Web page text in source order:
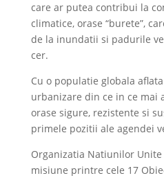
care ar putea contribui la
climatice, orase “burete”,
de la inundatii si padurile
cer.
Cu o populatie globala
urbanizare din ce in ce mai
orase sigure, rezistente si
primele pozitii ale agendei
Organizatia Natiunilor Unite
misiune printre cele 17